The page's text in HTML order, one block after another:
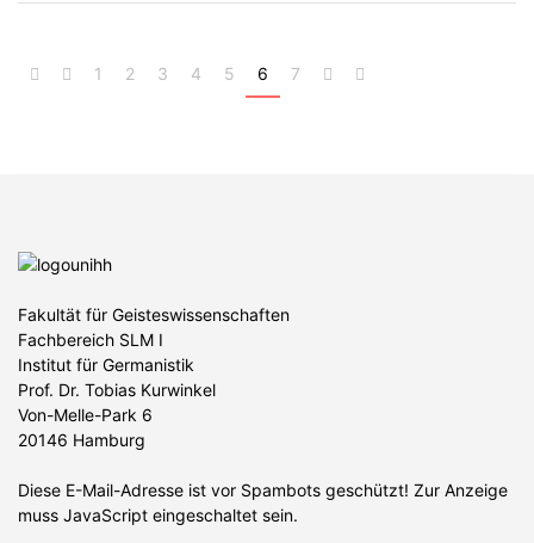
1 2 3 4 5 6 7
Fakultät für Geisteswissenschaften
Fachbereich SLM I
Institut für Germanistik
Prof. Dr. Tobias Kurwinkel
Von-Melle-Park 6
20146 Hamburg
Diese E-Mail-Adresse ist vor Spambots geschützt! Zur Anzeige
muss JavaScript eingeschaltet sein.